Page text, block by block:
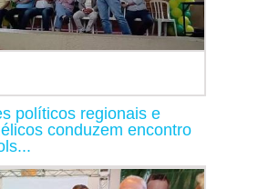
políticos regionais e
conduzem encontro